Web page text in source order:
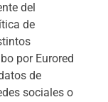
del
de
por Eurored
de
sociales o